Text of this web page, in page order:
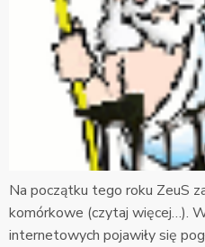
Na początku tego roku ZeuS
komórkowe (czytaj więcej…).
internetowych pojawiły się